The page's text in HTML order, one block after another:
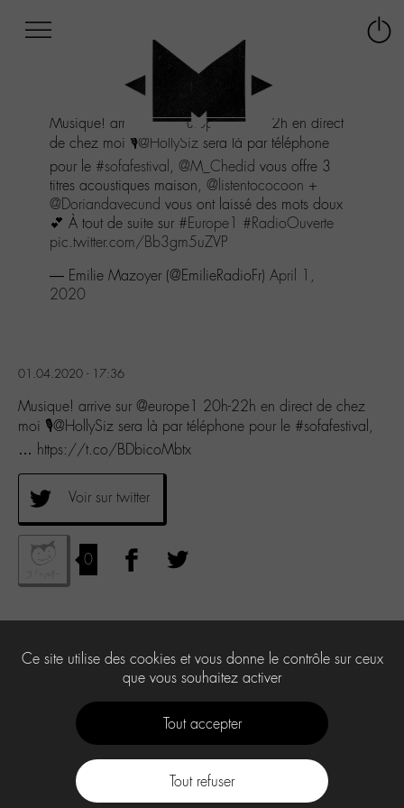
au
menu
Aller
au
contenu
Aller
recherche
Musique! arrive sur@europe120h-22h en direct
de chez moi 🎙@HollySiz sera là par téléphone
pour le #sofafestival , @M_Chedid vous offre 3
titres acoustiques maison, @listentococoon +
@Doriandavecund vous ont laissé des mots doux
💕 À tout de suite sur #Europe1 #RadioOuverte
pic.twitter.com/Bb3gm5uZVP
— Emilie Mazoyer (@EmilieRadioFr) April 1,
2020
01.04.2020 - 17:36
Musique! arrive sur @europe1 20h-22h en direct de chez
moi 🎙@HollySiz sera là par téléphone pour le #sofafestival,
… https://t.co/BDbicoMbtx
Voir sur twitter
0
Ce site utilise des cookies et vous donne le contrôle sur ceux
que vous souhaitez activer
Tout accepter
Tout refuser